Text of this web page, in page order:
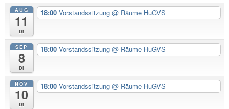
AUG
11
Di
18:00 Vorstandssitzung @ Räume HuGVS
SEP
8
Di
18:00 Vorstandssitzung @ Räume HuGVS
NOV
10
Di
18:00 Vorstandssitzung @ Räume HuGVS